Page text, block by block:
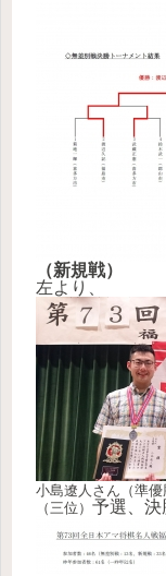
（新規戦）
左より、
小島遼人さん （準
（三位） 予選、決